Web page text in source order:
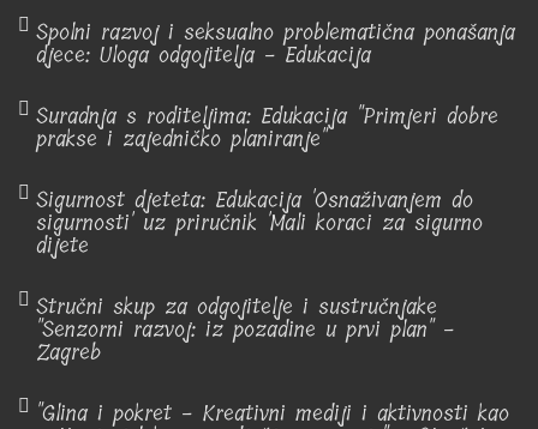
Spolni razvoj i seksualno problematična ponašanja
djece: Uloga odgojitelja - Edukacija
Suradnja s roditeljima: Edukacija "Primjeri dobre
prakse i zajedničko planiranje"
Sigurnost djeteta: Edukacija 'Osnaživanjem do
sigurnosti' uz priručnik 'Mali koraci za sigurno
dijete
Stručni skup za odgojitelje i sustručnjake
"Senzorni razvoj: iz pozadine u prvi plan" -
Zagreb
"Glina i pokret - Kreativni mediji i aktivnosti kao